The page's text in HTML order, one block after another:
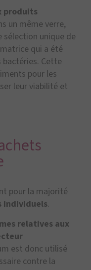
produits
un même verre,
unique de
qui a été
bactéries. Cette
pour les
leur viabilité et
pour la majorité
individuels.
relatives aux
est donc utilisé
contre la